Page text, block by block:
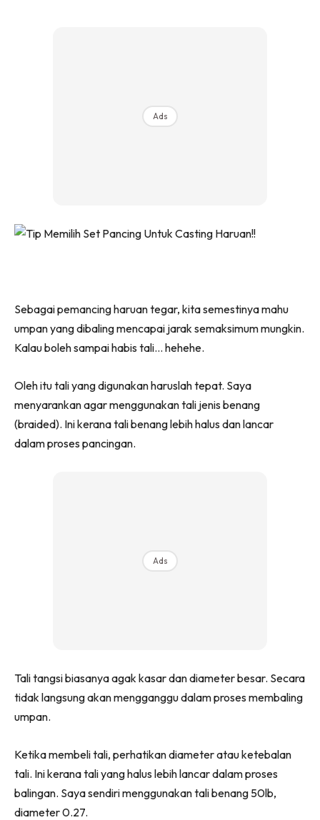
Ads
Sebagai pemancing haruan tegar, kita semestinya mahu
umpan yang dibaling mencapai jarak semaksimum mungkin.
Kalau boleh sampai habis tali… hehehe.
Oleh itu tali yang digunakan haruslah tepat. Saya
menyarankan agar menggunakan tali jenis benang
(braided). Ini kerana tali benang lebih halus dan lancar
dalam proses pancingan.
Ads
Tali tangsi biasanya agak kasar dan diameter besar. Secara
tidak langsung akan mengganggu dalam proses membaling
umpan.
Ketika membeli tali, perhatikan diameter atau ketebalan
tali. Ini kerana tali yang halus lebih lancar dalam proses
balingan. Saya sendiri menggunakan tali benang 50lb,
diameter 0.27.